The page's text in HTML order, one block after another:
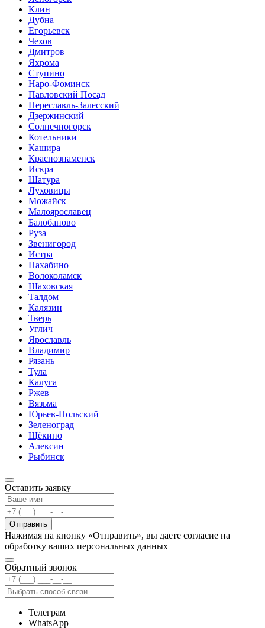
Клин
Дубна
Егорьевск
Чехов
Дмитров
Яхрома
Ступино
Наро-Фоминск
Павловский Посад
Переславль-Залесский
Дзержинский
Солнечногорск
Котельники
Кашира
Краснознаменск
Искра
Шатура
Луховицы
Можайск
Малоярославец
Балобаново
Руза
Звенигород
Истра
Нахабино
Волоколамск
Шаховская
Талдом
Калязин
Тверь
Углич
Ярославль
Владимир
Рязань
Тула
Калуга
Ржев
Вязьма
Юрьев-Польский
Зеленоград
Щёкино
Алексин
Рыбинск
Оставить заявку
Отправить
Нажимая на кнопку «Отправить», вы даете согласие на
обработку ваших персональных данных
Обратный звонок
Телеграм
WhatsApp